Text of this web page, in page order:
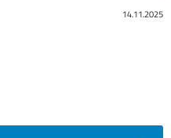
14.11.2025